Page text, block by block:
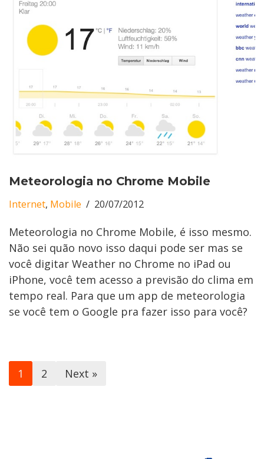
Meteorologia no Chrome Mobile
Internet, Mobile 20/07/2012
Meteorologia no Chrome Mobile, é isso mesmo.
Não sei quão novo isso daqui pode ser mas se
você digitar Weather no Chrome no iPad ou
iPhone, você tem acesso a previsão do clima em
tempo real. Para que um app de meteorologia
se você tem o Google pra fazer isso para você?
1 2 Next »